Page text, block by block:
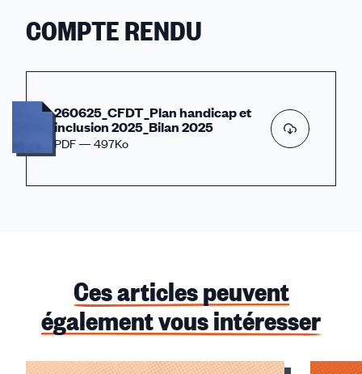
Linkedin
Facebook
Threads
Bluesky
email
COMPTE RENDU
260625_CFDT_Plan handicap et
inclusion 2025_Bilan 2025
PDF — 497Ko
Ces articles peuvent
également vous intéresser